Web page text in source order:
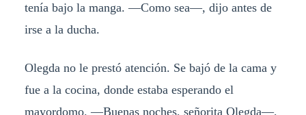
tenía bajo la manga. —Como sea—, dijo antes de
irse a la ducha.
Olegda no le prestó atención. Se bajó de la cama y
fue a la cocina, donde estaba esperando el
mayordomo. —Buenas noches, señorita Olegda—,